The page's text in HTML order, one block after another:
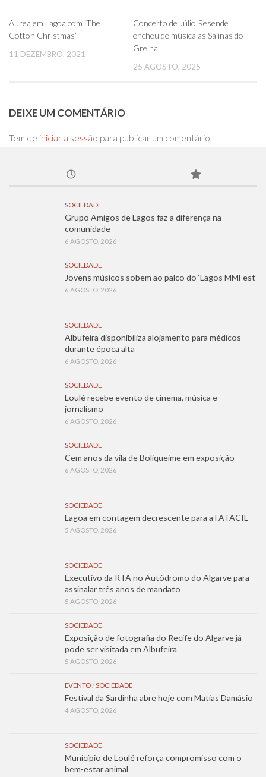
Aurea em Lagoa com ‘The
Cotton Christmas’
11 DEZEMBRO, 2021
Concerto de Júlio Resende
encheu de música as Salinas do
Grelha
25 AGOSTO, 2025
DEIXE UM COMENTÁRIO
Tem de iniciar a sessão para publicar um comentário.
SOCIEDADE
Grupo Amigos de Lagos faz a diferença na
comunidade
6 AGOSTO, 2026
SOCIEDADE
Jovens músicos sobem ao palco do ‘Lagos MMFest’
6 AGOSTO, 2026
SOCIEDADE
Albufeira disponibiliza alojamento para médicos
durante época alta
6 AGOSTO, 2026
SOCIEDADE
Loulé recebe evento de cinema, música e
jornalismo
6 AGOSTO, 2026
SOCIEDADE
Cem anos da vila de Boliqueime em exposição
6 AGOSTO, 2026
SOCIEDADE
Lagoa em contagem decrescente para a FATACIL
5 AGOSTO, 2026
SOCIEDADE
Executivo da RTA no Autódromo do Algarve para
assinalar três anos de mandato
5 AGOSTO, 2026
SOCIEDADE
Exposição de fotografia do Recife do Algarve já
pode ser visitada em Albufeira
5 AGOSTO, 2026
EVENTO/SOCIEDADE
Festival da Sardinha abre hoje com Matias Damásio
4 AGOSTO, 2026
SOCIEDADE
Município de Loulé reforça compromisso com o
bem-estar animal